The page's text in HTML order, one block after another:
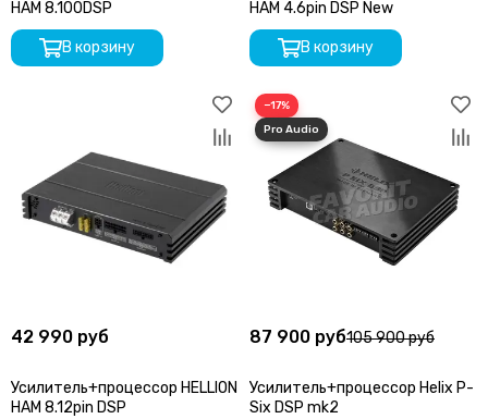
HAM 8.100DSP
В корзину
HAM 4.6pin DSP New
В корзину
42 990 руб
Усилитель+процессор HELLION
HAM 8.12pin DSP
−17%
87 900 руб105 900 руб
Усилитель+процессор Helix P-
Six DSP mk2